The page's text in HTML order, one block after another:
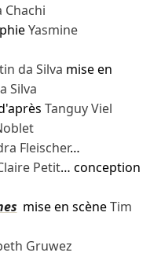
Chachi
Yasmine
da Silva mise en
Silva
Tanguy Viel
Fleischer…
Petit… conception
mise en scèneTim
Gruwez